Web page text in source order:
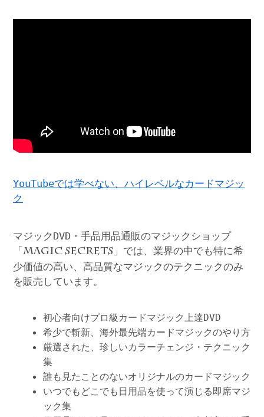
YouTubeでは学べない、ハイレベルなカードマジッ
ク
マジックDVD・手品用品通販のマジックショップ
「 MAGIC SECRETS 」では、業界の中でも特に希
少価値の高い、高品質なマジックのテクニックのみ
を販売しています。
初心者向けプロ級カードマジック上達DVD
希少で斬新、海外最先端カードマジックのやり方
厳選された、珍しいカラーチェンジ・テクニック
集
誰も見たことのないオリジナルのカードマジック
いつでもどこでも日用品を使って演じる即席マジ
ック集